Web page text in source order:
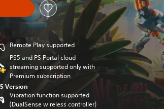
Remote Play supported
PS5 and PS Portal cloud
streaming supported only with
Premium subscription
Version
Vibration function supported
(DualSense wireless controller)